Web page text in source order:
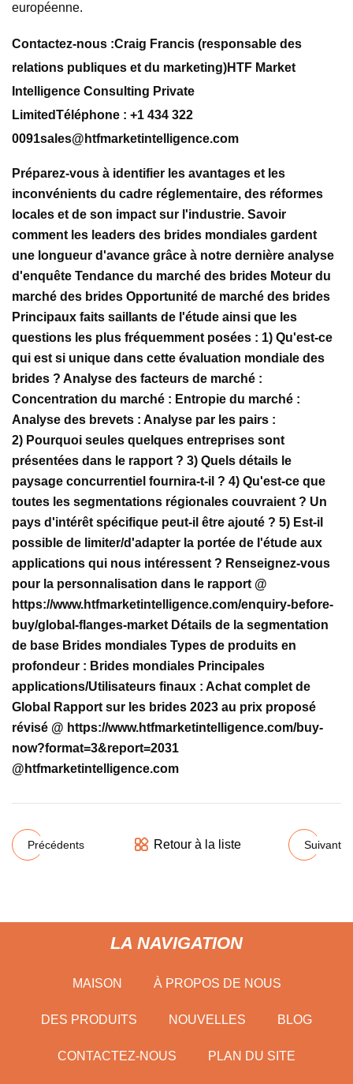
européenne.
Contactez-nous :Craig Francis (responsable des
relations publiques et du marketing)HTF Market
Intelligence Consulting Private
LimitedTéléphone : +1 434 322
0091sales@htfmarketintelligence.com
Préparez-vous à identifier les avantages et les
inconvénients du cadre réglementaire, des réformes
locales et de son impact sur l'industrie. Savoir
comment les leaders des brides mondiales gardent
une longueur d'avance grâce à notre dernière analyse
d'enquête Tendance du marché des brides Moteur du
marché des brides Opportunité de marché des brides
Principaux faits saillants de l'étude ainsi que les
questions les plus fréquemment posées : 1) Qu'est-ce
qui est si unique dans cette évaluation mondiale des
brides ? Analyse des facteurs de marché :
Concentration du marché : Entropie du marché :
Analyse des brevets : Analyse par les pairs :
2) Pourquoi seules quelques entreprises sont
présentées dans le rapport ? 3) Quels détails le
paysage concurrentiel fournira-t-il ? 4) Qu'est-ce que
toutes les segmentations régionales couvraient ? Un
pays d'intérêt spécifique peut-il être ajouté ? 5) Est-il
possible de limiter/d'adapter la portée de l'étude aux
applications qui nous intéressent ? Renseignez-vous
pour la personnalisation dans le rapport @
https://www.htfmarketintelligence.com/enquiry-before-
buy/global-flanges-market Détails de la segmentation
de base Brides mondiales Types de produits en
profondeur : Brides mondiales Principales
applications/Utilisateurs finaux : Achat complet de
Global Rapport sur les brides 2023 au prix proposé
révisé @ https://www.htfmarketintelligence.com/buy-
now?format=3&report=2031
@htfmarketintelligence.com
Précédents Retour à la liste Suivant
LA NAVIGATION
MAISON À PROPOS DE NOUS
DES PRODUITS NOUVELLES BLOG
CONTACTEZ-NOUS PLAN DU SITE